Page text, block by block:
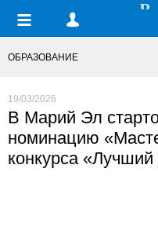
ОБРАЗОВАНИЕ
19/03/2026
В Марий Эл
номинацию
конкурса